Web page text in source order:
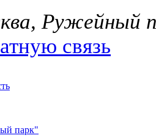
Ружейный
связь
парк"